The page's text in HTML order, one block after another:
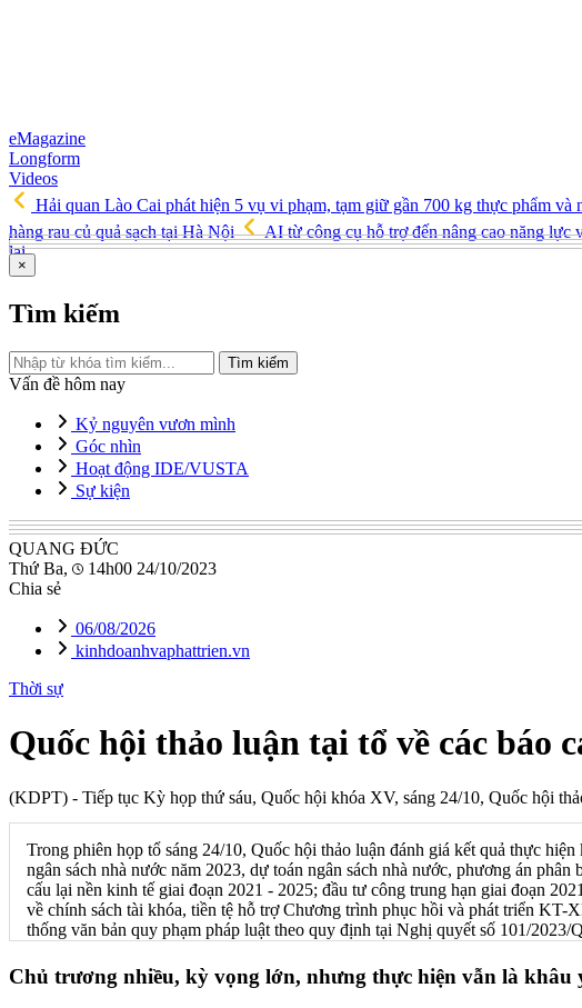
eMagazine
Longform
Videos
Hải quan Lào Cai phát hiện 5 vụ vi phạm, tạm giữ gần 700 kg thực phẩm và
hàng rau củ quả sạch tại Hà Nội
AI từ công cụ hỗ trợ đến nâng cao năng lực
lai
×
Tìm kiếm
Tìm kiếm
Vấn đề hôm nay
Kỷ nguyên vươn mình
Góc nhìn
Hoạt động IDE/VUSTA
Sự kiện
QUANG ĐỨC
Thứ Ba,
14h00 24/10/2023
Chia sẻ
06/08/2026
kinhdoanhvaphattrien.vn
Thời sự
Quốc hội thảo luận tại tổ về các báo
(KDPT) - Tiếp tục Kỳ họp thứ sáu, Quốc hội khóa XV, sáng 24/10, Quốc hội
Trong phiên họp tổ sáng 24/10, Quốc hội thảo luận đánh giá kết quả thực
ngân sách nhà nước năm 2023, dự toán ngân sách nhà nước, phương án
cấu lại nền kinh tế giai đoạn 2021 - 2025; đầu tư công trung hạn giai đoạn
về chính sách tài khóa, tiền tệ hỗ trợ Chương trình phục hồi và phát triển KT-
thống văn bản quy phạm pháp luật theo quy định tại Nghị quyết số 101/
Chủ trương nhiều, kỳ vọng lớn, nhưng thực hiện vẫn là khâu